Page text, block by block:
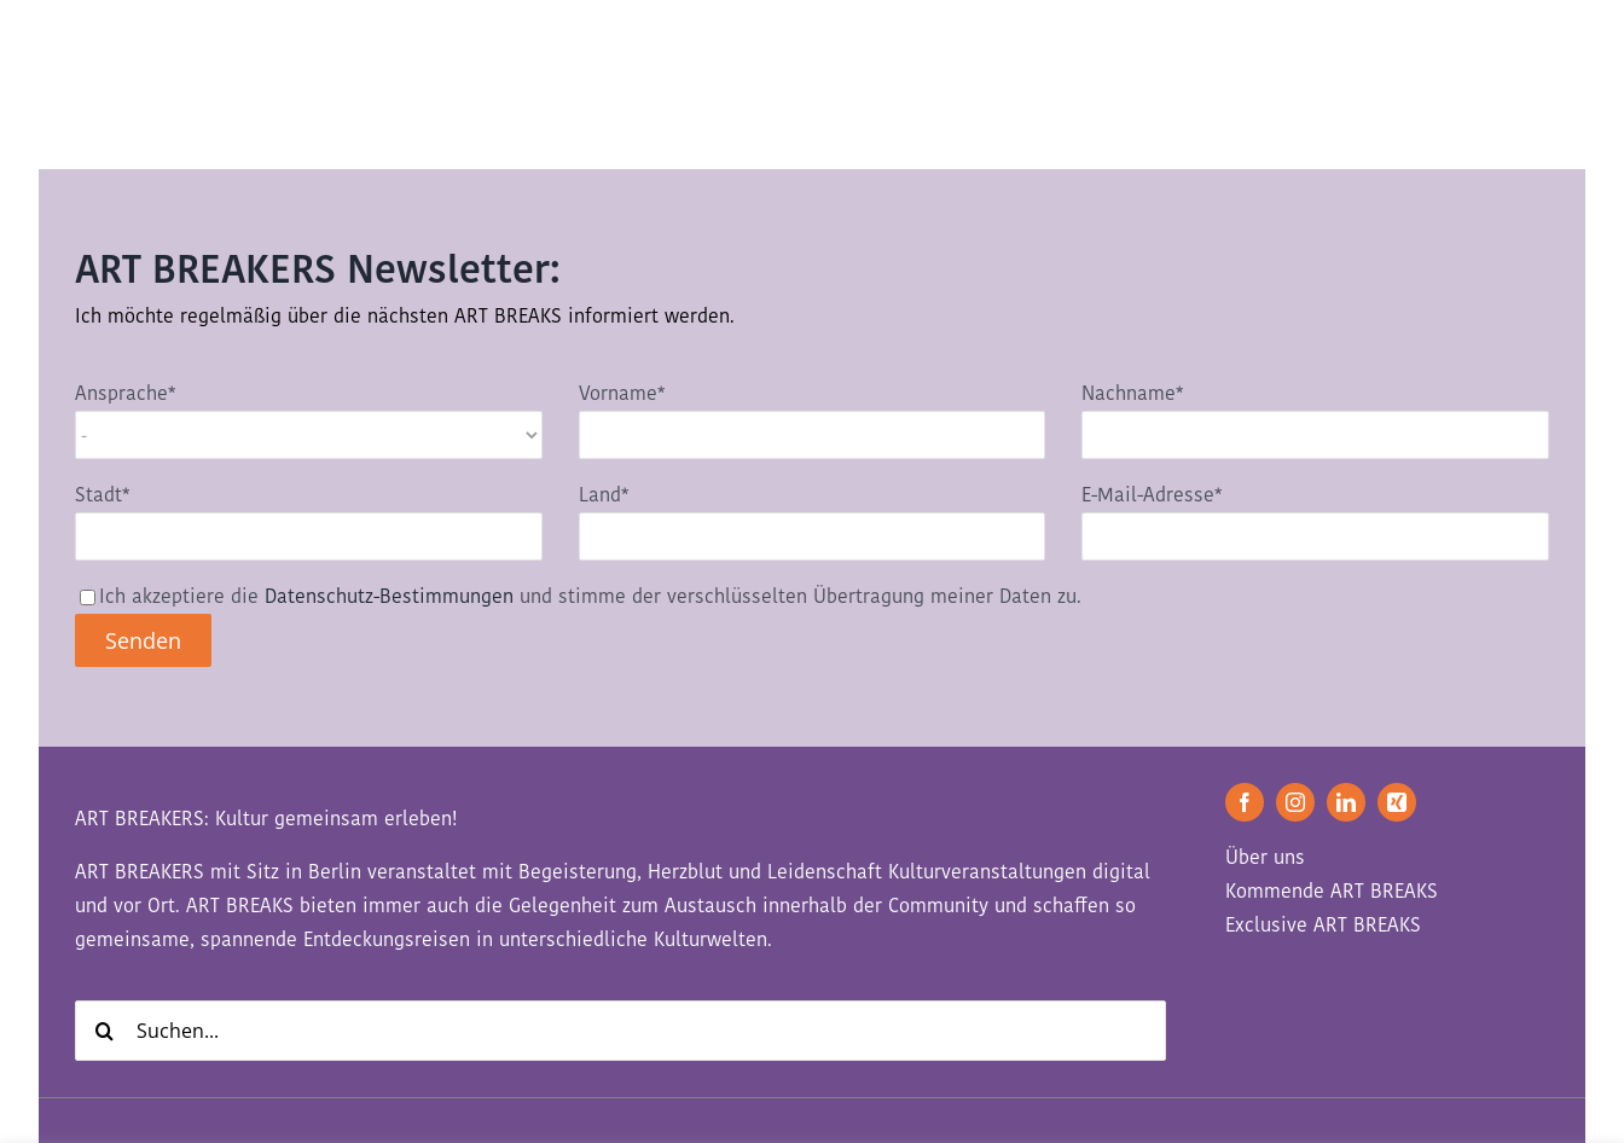
ART BREAKERS Newsletter:
Ich möchte regelmäßig über die nächsten ART BREAKS informiert werden.
Ansprache* Vorname* Nachname*
Stadt* Land* E-Mail-Adresse*
Ich akzeptiere die Datenschutz-Bestimmungen und stimme der verschlüsselten Übertragung meiner Daten zu.
ART BREAKERS: Kultur gemeinsam erleben!
ART BREAKERS mit Sitz in Berlin veranstaltet mit Begeisterung, Herzblut und Leidenschaft Kulturveranstaltungen digital
und vor Ort. ART BREAKS bieten immer auch die Gelegenheit zum Austausch innerhalb der Community und schaffen so
gemeinsame, spannende Entdeckungsreisen in unterschiedliche Kulturwelten.
Über uns
Kommende ART BREAKS
Exclusive ART BREAKS
Suche
nach: